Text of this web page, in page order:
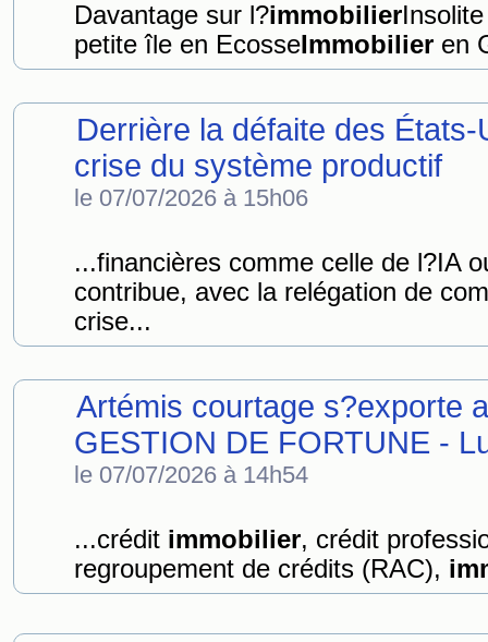
Davantage sur l?immobilier
petite île en EcosseImmobilier en
Derrière la défaite des
crise du système productif
le 07/07/2026 à 15h06
...financières comme celle de l?IA
contribue, avec la relégation de
crise...
Artémis courtage s?exporte
GESTION DE FORTUNE -
le 07/07/2026 à 14h54
...crédit immobilier, crédit
regroupement de crédits (RAC),